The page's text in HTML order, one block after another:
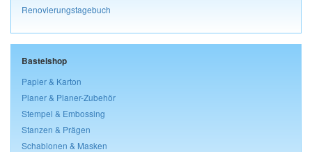
Renovierungstagebuch
Bastelshop
Papier & Karton
Planer & Planer-Zubehör
Stempel & Embossing
Stanzen & Prägen
Schablonen & Masken